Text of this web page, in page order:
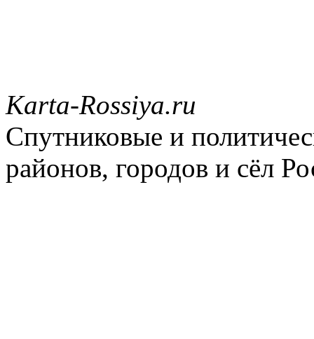
Karta-Rossiya.ru
Спутниковые и
районов, городов и сёл